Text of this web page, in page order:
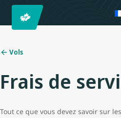
Vols
Frais de
Tout ce que vous devez savoir sur